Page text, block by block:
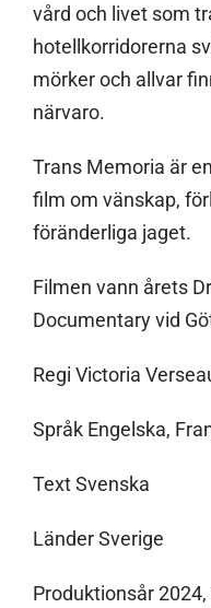
vård och livet som
hotellkorridorerna
mörker och allvar
närvaro.
Trans Memoria är
film om vänskap,
föränderliga jaget.
Filmen vann årets
Documentary vid
Regi Victoria
Språk Engelska,
Text Svenska
Länder Sverige
Produktionsår